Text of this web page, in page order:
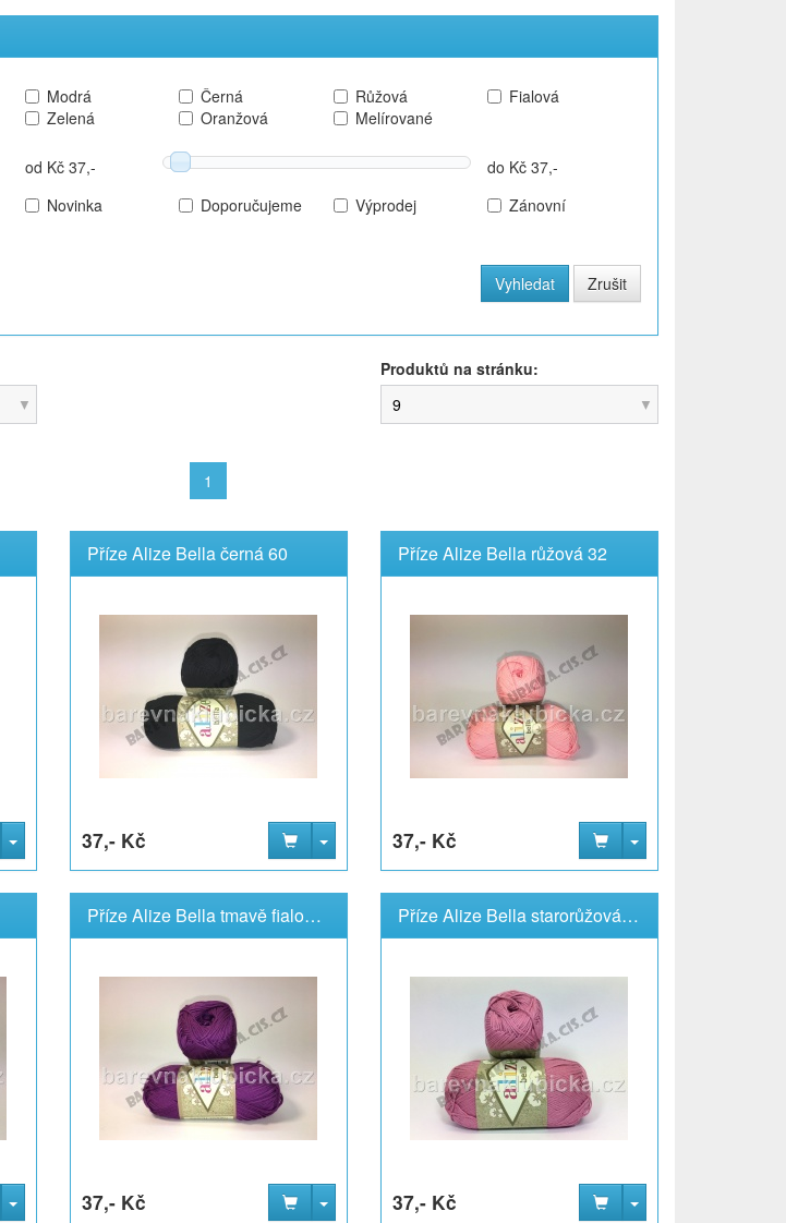
Modrá Černá Růžová
Fialová
Zelená
Oranžová Melírované
od Kč 37,-
do Kč 37,-
Novinka Doporučujeme Výprodej Zánovní
Produktů na stránku:
9
1
Příze Alize Bella černá 60
37,- Kč
Příze Alize Bella růžová 32
37,- Kč
Příze Alize Bella tmavě fialová 45
37,- Kč
Příze Alize Bella starorůžová 198
37,- Kč